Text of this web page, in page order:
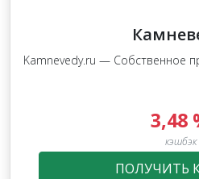
Kamnevedy.ru — Собственное
3,48
кэшбэк
ПОЛУЧИТЬ